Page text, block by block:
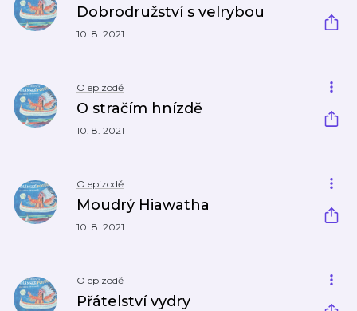
Dobrodružství s velrybou
10. 8. 2021
O epizodě
O stračím hnízdě
10. 8. 2021
O epizodě
Moudrý Hiawatha
10. 8. 2021
O epizodě
Přátelství vydry